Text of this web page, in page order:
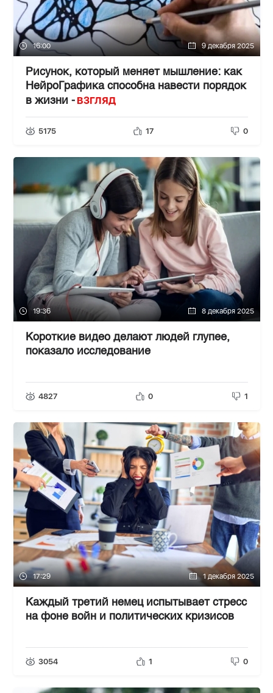
16:00 9 декабря 2025
Рисунок, который меняет мышление: как
НейроГрафика способна навести порядок
в жизни -ВЗГЛЯД
5175 17 0
19:36 8 декабря 2025
Короткие видео делают людей глупее,
показало исследование
4827 0 1
17:29 1 декабря 2025
Каждый третий немец испытывает стресс
на фоне войн и политических кризисов
3054 1 0